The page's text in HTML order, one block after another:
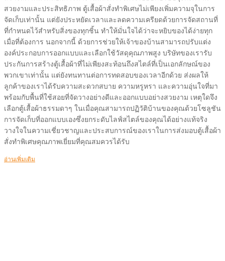
สวยงามและประสิทธิภาพ ตู้เสื้อผ้าสั่งทำพิเศษไม่เพียงเพิ่มความจุในการ
จัดเก็บเท่านั้น แต่ยังประหยัดเวลาและลดความเครียดด้วยการจัดสถานที่
ที่กำหนดไว้สำหรับสิ่งของทุกชิ้น ทำให้มั่นใจได้ว่าจะหยิบของได้ง่ายทุก
เมื่อที่ต้องการ นอกจากนี้ ด้วยการช่วยให้เจ้าของบ้านสามารถปรับแต่ง
องค์ประกอบการออกแบบและเลือกใช้วัสดุคุณภาพสูง บริษัทของเรารับ
ประกันการสร้างตู้เสื้อผ้าที่ไม่เพียงสะท้อนถึงสไตล์ที่เป็นเอกลักษณ์ของ
พวกเขาเท่านั้น แต่ยังทนทานต่อการทดสอบของเวลาอีกด้วย ส่งผลให้
ลูกค้าของเราได้รับความสะดวกสบาย ความหรูหรา และความอุ่นใจที่มา
พร้อมกับพื้นที่ใช้สอยที่จัดวางอย่างดีและออกแบบอย่างสวยงาม เหตุใดจึง
เลือกตู้เสื้อผ้าธรรมดาๆ ในเมื่อคุณสามารถปฏิวัติบ้านของคุณด้วยโซลูชัน
การจัดเก็บที่ออกแบบเองซึ่งยกระดับไลฟ์สไตล์ของคุณได้อย่างแท้จริง
วางใจในความเชี่ยวชาญและประสบการณ์ของเราในการส่งมอบตู้เสื้อผ้า
สั่งทำพิเศษคุณภาพเยี่ยมที่คุณสมควรได้รับ
อ่านเพิ่มเติม